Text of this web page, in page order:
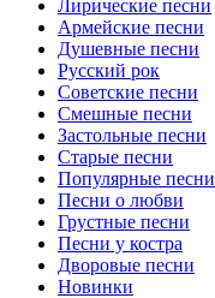
Лирические песни
Армейские песни
Душевные песни
Русский рок
Советские песни
Смешные песни
Застольные песни
Старые песни
Популярные песни
Песни о любви
Грустные песни
Песни у костра
Дворовые песни
Новинки